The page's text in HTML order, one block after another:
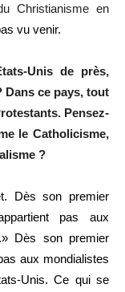
Christianisme en
vu venir.
Unis de près,
Dans ce pays, tout
Pensez-
le Catholicisme,
?
Dès son premier
pas aux
Dès son premier
aux mondialistes
Unis. Ce qui se